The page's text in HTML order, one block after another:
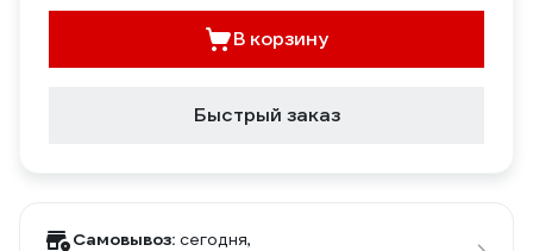
В корзину
Быстрый заказ
Самовывоз: сегодня,